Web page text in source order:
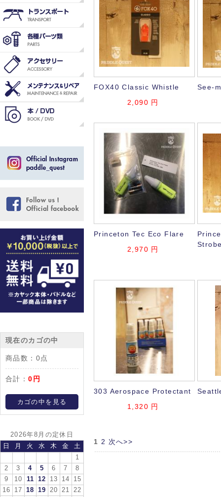
現在のカゴの中
商品数： 0点
合計：0円
カゴの中を見る
2026年8月の定休日
日
月 火 水 木 金
土
1
2
3 4 5 6 7
8
9
10 11 12 13 14
15
16
17 18 19 20 21
22
FOX40 Classic Whistle
2,090 円
See-
Princeton Tec Eco Flare
2,970 円
303 Aerospace Protectant
1,320 円
1 2 次へ>>